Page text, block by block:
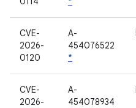
CVE-
2026-
0120
A-
454076522
*
CVE-
2026-
A-
454078934